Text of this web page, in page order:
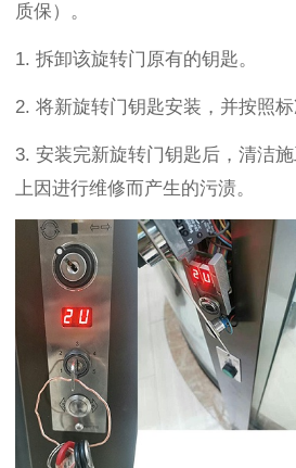
质保）。
1. 拆卸该旋转门原有的钥匙。
2. 将新旋转门钥匙安装，并按照标
3. 安装完新旋转门钥匙后，清洁
上因进行维修而产生的污渍。